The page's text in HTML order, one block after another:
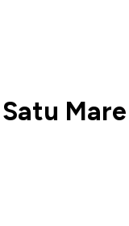
Satu Mare